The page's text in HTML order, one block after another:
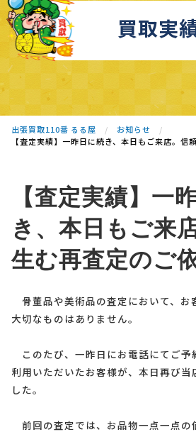
買取実
出張買取110番 るる屋
お知らせ
【査定実績】一昨日に続き、本日もご来店。信
【査定実績】一
き、本日もご来
生む再査定のご依
骨董品や美術品の査定において、お
大切なものはありません。
このたび、一昨日にお電話にてご予
利用いただいたお客様が、本日再び当
した。
前回の査定では、お品物一点一点の